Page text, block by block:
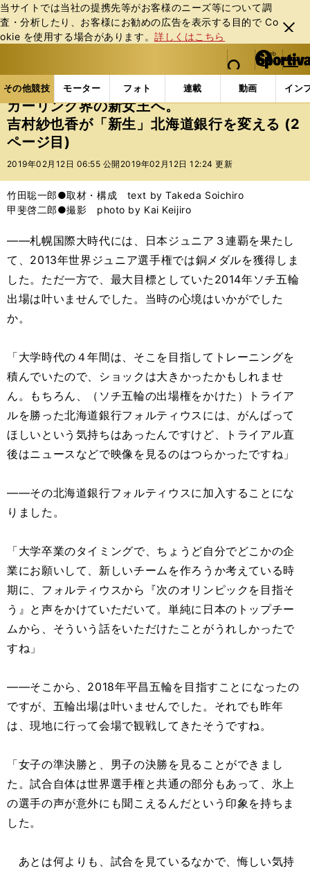
当サイトでは当社の提携先等がお客様のニーズ等について調
査・分析したり、お客様にお勧めの広告を表⽰する⽬的で Co
okie を使⽤する場合があります。詳しくはこちら
閉じ
る
web Sportiva (webスポルティーバ)
検索
マイペ
ー
ジ
メニュ
その他競技 モーター フォト 連載 動画 イン
ス
ポ
ル
テ
ー
バ
その他競技の記事一覧 その他競技 冬季競技 カ
カーリング界の新女王へ。
吉村紗也香が「新生」北海道銀行を変える (2
ページ目)
2019年02月12日 06:55 公開 2019年02月12日 12:24 更新
竹田聡一郎●取材・構成 text by Takeda Soichiro
甲斐啓二郎●撮影 photo by Kai Keijiro
――札幌国際大時代には、日本ジュニア３連覇を果たし
て、2013年世界ジュニア選手権では銅メダルを獲得しま
した。ただ一方で、最大目標としていた2014年ソチ五輪
出場は叶いませんでした。当時の心境はいかがでした
か。
「大学時代の４年間は、そこを目指してトレーニングを
積んでいたので、ショックは大きかったかもしれませ
ん。もちろん、（ソチ五輪の出場権をかけた）トライア
ルを勝った北海道銀行フォルティウスには、がんばって
ほしいという気持ちはあったんですけど、トライアル直
後はニュースなどで映像を見るのはつらかったですね」
――その北海道銀行フォルティウスに加入することにな
りました。
「大学卒業のタイミングで、ちょうど自分でどこかの企
業にお願いして、新しいチームを作ろうか考えている時
期に、フォルティウスから『次のオリンピックを目指そ
う』と声をかけていただいて。単純に日本のトップチー
ムから、そういう話をいただけたことがうれしかったで
すね」
――そこから、2018年平昌五輪を目指すことになったの
ですが、五輪出場は叶いませんでした。それでも昨年
は、現地に行って会場で観戦してきたそうですね。
「女子の準決勝と、男子の決勝を見ることができまし
た。試合自体は世界選手権と共通の部分もあって、氷上
の選手の声が意外にも聞こえるんだという印象を持ちま
した。
あとは何よりも、試合を見ているなかで、悔しい気持